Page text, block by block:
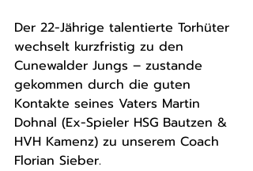
Der 22-Jährige talentierte Torhüter
wechselt kurzfristig zu den
Cunewalder Jungs – zustande
gekommen durch die guten
Kontakte seines Vaters Martin
Dohnal (Ex-Spieler HSG Bautzen &
HVH Kamenz) zu unserem Coach
Florian Sieber.